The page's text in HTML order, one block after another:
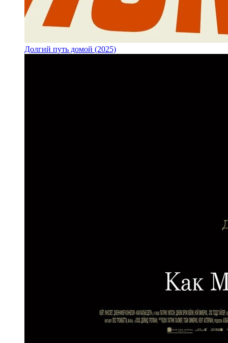
Долгий путь домой (2025)